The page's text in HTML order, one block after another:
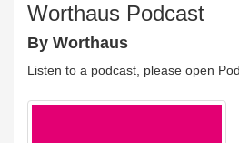
Worthaus Podcast
By Worthaus
Listen to a podcast, please open